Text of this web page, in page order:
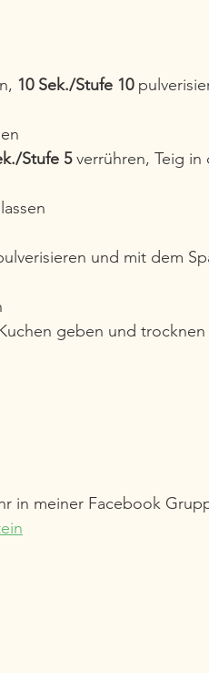
10 Sek./Stufe 10
Stufe 5 verrühren, Teig
und mit dem
geben und trocknen
in meiner Facebook